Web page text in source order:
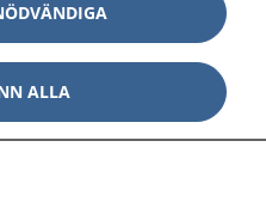
Visa
Visa
ALLA